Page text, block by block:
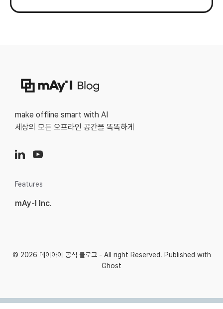
make offline smart with AI
세상의 모든 오프라인 공간을 똑똑하게
Features
mAy-I Inc.
© 2026 메이아이 공식 블로그- All right Reserved. Published with
Ghost